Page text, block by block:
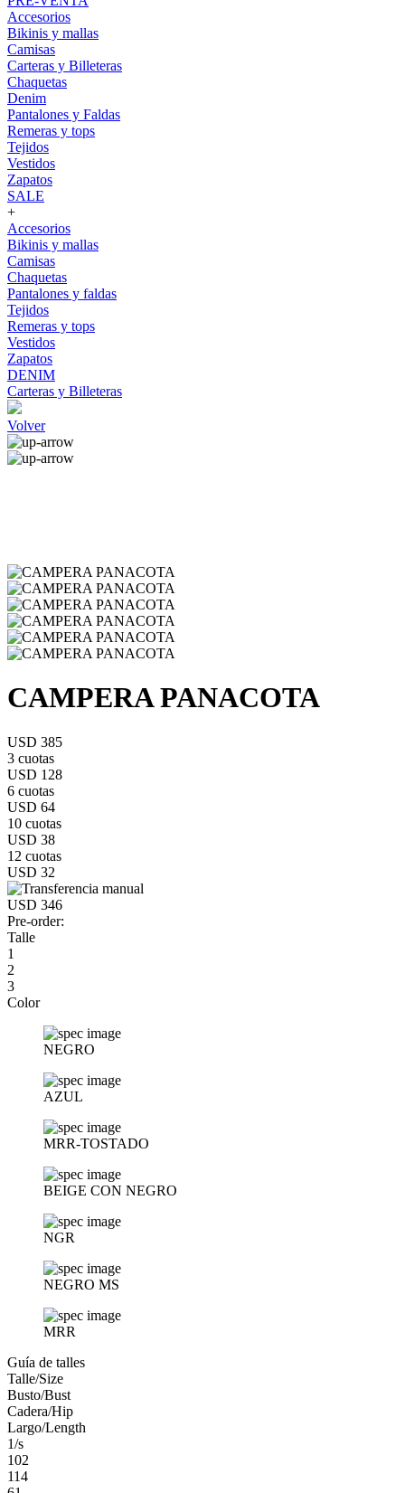
Accesorios
Bikinis y mallas
Camisas
Carteras y Billeteras
Chaquetas
Denim
Pantalones y Faldas
Remeras y tops
Tejidos
Vestidos
Zapatos
SALE
+
Accesorios
Bikinis y mallas
Camisas
Chaquetas
Pantalones y faldas
Tejidos
Remeras y tops
Vestidos
Zapatos
DENIM
Carteras y Billeteras
Volver
CAMPERA PANACOTA
USD 385
3 cuotas
USD 128
6 cuotas
USD 64
10 cuotas
USD 38
12 cuotas
USD 32
USD 346
Pre-order:
Talle
1
2
3
Color
NEGRO
AZUL
MRR-TOSTADO
BEIGE CON NEGRO
NGR
NEGRO MS
MRR
Guía de talles
Talle/Size
Busto/Bust
Cadera/Hip
Largo/Length
1/s
102
114